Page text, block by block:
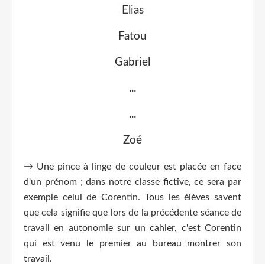
Elias
Fatou
Gabriel
...
...
Zoé
→ Une pince à linge de couleur est placée en face
d'un prénom ; dans notre classe fictive, ce sera par
exemple celui de Corentin. Tous les élèves savent
que cela signifie que lors de la précédente séance de
travail en autonomie sur un cahier, c'est Corentin
qui est venu le premier au bureau montrer son
travail.